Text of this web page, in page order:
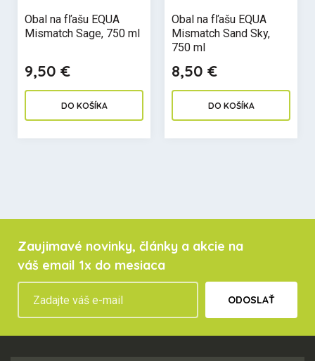
Obal na fľašu EQUA
Mismatch Sage, 750 ml
9,50 €
DO KOŠÍKA
Obal na fľašu EQUA
Mismatch Sand Sky,
750 ml
8,50 €
DO KOŠÍKA
Zaujimavé novinky, články a akcie na
váš email 1x do mesiaca
ODOSLAŤ